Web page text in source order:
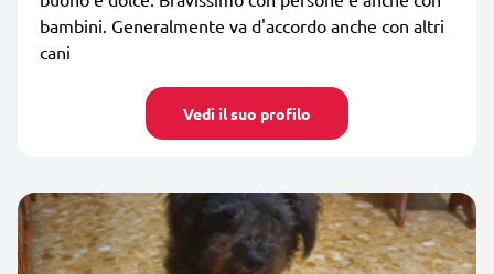
bambini. Generalmente va d'accordo anche con altri
cani
Vedi il suo profilo